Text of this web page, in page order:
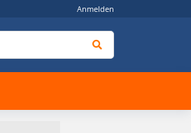
Anmelden